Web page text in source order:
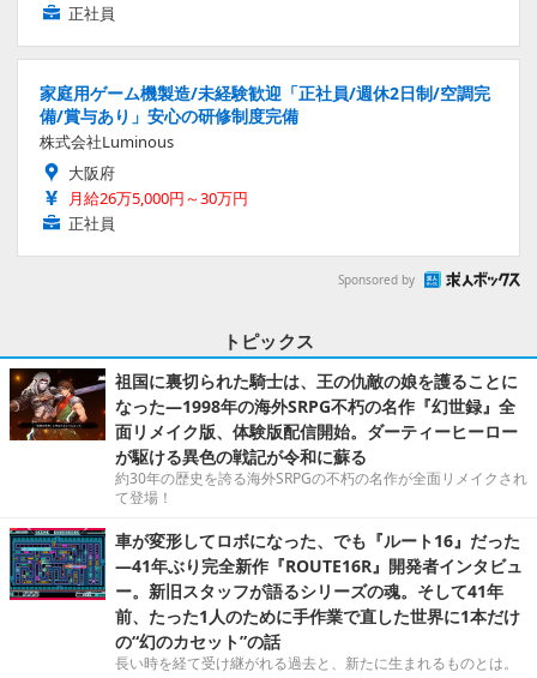
正社員
家庭用ゲーム機製造/未経験歓迎「正社員/週休2日制/空調完
備/賞与あり」安心の研修制度完備
株式会社Luminous
大阪府
月給26万5,000円～30万円
正社員
Sponsored by
トピックス
祖国に裏切られた騎士は、王の仇敵の娘を護ることに
なった―1998年の海外SRPG不朽の名作『幻世録』全
面リメイク版、体験版配信開始。ダーティーヒーロー
が駆ける異色の戦記が令和に蘇る
約30年の歴史を誇る海外SRPGの不朽の名作が全面リメイクされ
て登場！
車が変形してロボになった、でも『ルート16』だった
―41年ぶり完全新作『ROUTE16R』開発者インタビュ
ー。新旧スタッフが語るシリーズの魂。そして41年
前、たった1人のために手作業で直した世界に1本だけ
の“幻のカセット”の話
長い時を経て受け継がれる過去と、新たに生まれるものとは。